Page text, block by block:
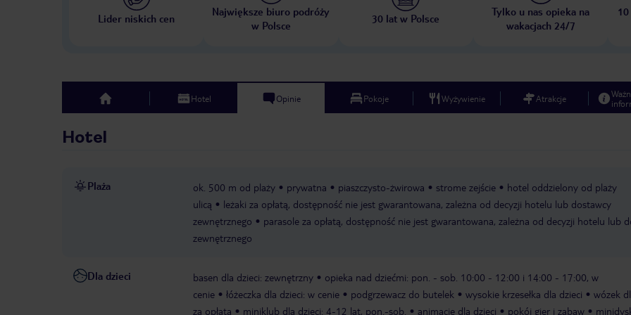
Lider niskich cen
Największe biuro podróży
w Polsce
30 lat w Polsce
Tylko u nas opieka na
wakacjach 24/7
top Hotel Opinie Pokoje Wyżywienie Atrakcje
Hotel
Plaża ok. 500 m od plaży prywatna piaszczysto-żwirowa strome zejście
hotel oddzielony od plaży
ulicą
leżaki za opłatą, dostępność nie jest gwarantowana, zależna od decyzji hotelu lub dostawcy
zewnętrznego
parasole za opłatą, dostępność nie jest gwarantowana, zależna od decyzji hotelu lub
zewnętrznego
Dla dzieci basen dla dzieci: zewnętrzny
opieka nad dziećmi: pon. - sob. 10:00 - 12:00 i 14:00 - 17:00, w
cenie
łóżeczka dla dzieci: w cenie podgrzewacz do butelek wysokie krzesełka dla dzieci
wózek
za opłatą
miniklub dla dzieci: 4-12 lat, pon.-sob. animacje dla dzieci pokój gier i zabaw